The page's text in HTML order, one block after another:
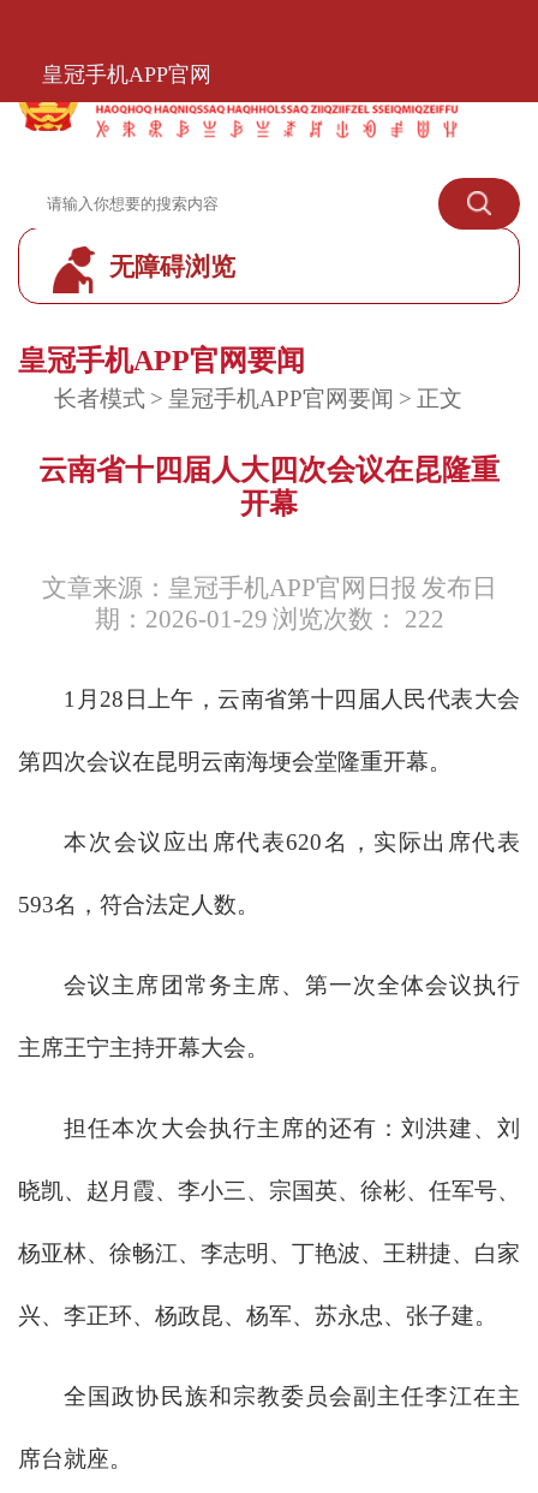
皇冠手机APP官网
无障碍浏览
皇冠手机APP官网要闻
长者模式 > 皇冠手机APP官网要闻 > 正文
云南省十四届人大四次会议在昆隆重
开幕
文章来源：皇冠手机APP官网日报 发布日
期：2026-01-29 浏览次数： 222
1月28日上午，云南省第十四届人民代表大会
第四次会议在昆明云南海埂会堂隆重开幕。
本次会议应出席代表620名，实际出席代表
593名，符合法定人数。
会议主席团常务主席、第一次全体会议执行
主席王宁主持开幕大会。
担任本次大会执行主席的还有：刘洪建、刘
晓凯、赵月霞、李小三、宗国英、徐彬、任军号、
杨亚林、徐畅江、李志明、丁艳波、王耕捷、白家
兴、李正环、杨政昆、杨军、苏永忠、张子建。
全国政协民族和宗教委员会副主任李江在主
席台就座。